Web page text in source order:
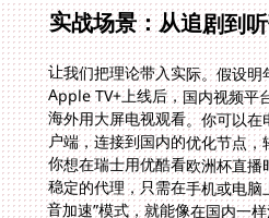
实战场景：从追剧到
让我们把理论带入实际。假设
Apple TV+上线后，国内视频平
海外用大屏电视观看。你可以在
户端，连接到国内的优化节点，
你想在瑞士用优酷看欧洲杯直播
稳定的代理，只需在手机或电脑
音加速”模式，就能像在国内一